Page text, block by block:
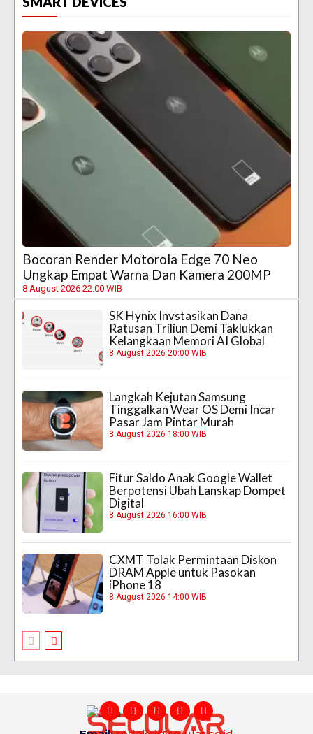
Bocoran Render Motorola Edge 70 Neo
Ungkap Empat Warna Dan Kamera 200MP
8 August 2026 22:00 WIB
SK Hynix Invstasikan Dana
Ratusan Triliun Demi Taklukkan
Kelangkaan Memori AI Global
8 August 2026 20:00 WIB
Langkah Kejutan Samsung
Tinggalkan Wear OS Demi Incar
Pasar Jam Pintar Murah
8 August 2026 18:00 WIB
Fitur Saldo Anak Google Wallet
Berpotensi Ubah Lanskap Dompet
Digital
8 August 2026 16:00 WIB
CXMT Tolak Permintaan Diskon
DRAM Apple untuk Pasokan
iPhone 18
8 August 2026 14:00 WIB